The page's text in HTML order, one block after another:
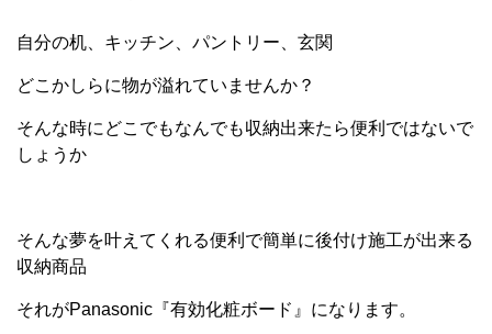
自分の机、キッチン、パントリー、玄関
どこかしらに物が溢れていませんか？
そんな時にどこでもなんでも収納出来たら便利ではないで
しょうか
そんな夢を叶えてくれる便利で簡単に後付け施工が出来る
収納商品
それがPanasonic『有効化粧ボード』になります。